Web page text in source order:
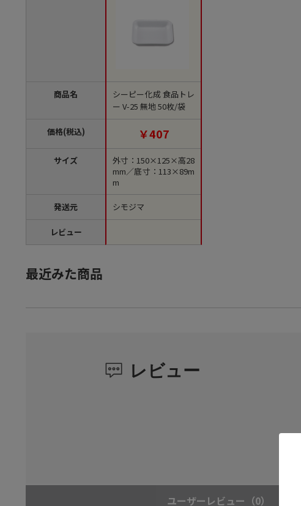
商品名
価格(税込)
サイズ
発送元
レビュー
シーピー化成 食品トレ
ー V-25 無地 50枚/袋
￥407
外寸：150×125×高28
mm／底寸：113×89m
m
シモジマ
最近みた商品
レビュー
ユーザーレビュー （0）